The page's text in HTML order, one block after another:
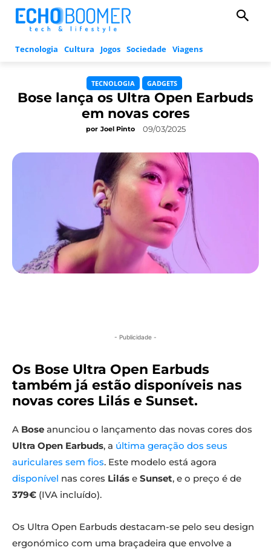
Tecnologia Cultura Jogos Sociedade Viagens
TECNOLOGIA GADGETS
Bose lança os Ultra Open Earbuds
em novas cores
por Joel Pinto 09/03/2025
- Publicidade -
Os Bose Ultra Open Earbuds
também já estão disponíveis nas
novas cores Lilás e Sunset.
A Bose anunciou o lançamento das novas cores dos
Ultra Open Earbuds, a última geração dos seus
auriculares sem fios. Este modelo está agora
disponível nas cores Lilás e Sunset, e o preço é de
379€ (IVA incluído).
Os Ultra Open Earbuds destacam-se pelo seu design
ergonómico com uma braçadeira que envolve a